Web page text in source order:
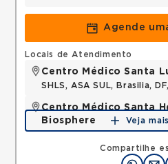
Agende
Compartilhe
Locais de Atendimento
Centro Médico Santa
SHLS, ASA SUL, Brasilia,
Centro Médico Santa
Biosphere
SHLN, ASA NORTE,
Veja